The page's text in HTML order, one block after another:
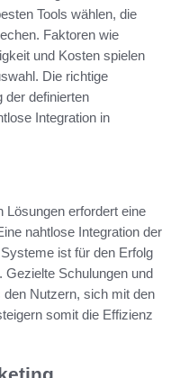
Tools wählen, die
Faktoren wie
und Kosten spielen
Die richtige
der definierten
Integration in
Lösungen erfordert eine
nahtlose Integration der
ist für den Erfolg
Gezielte Schulungen und
Nutzern, sich mit den
somit die Effizienz